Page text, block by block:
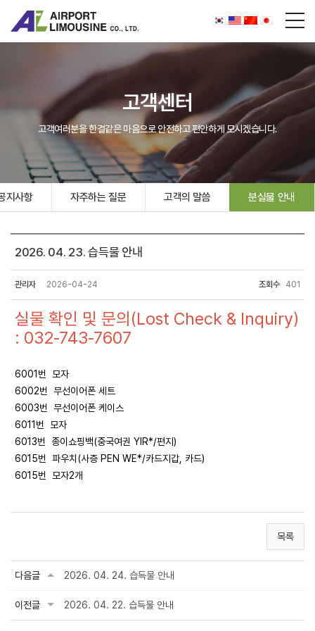
고객센터
고객여러분을 한결같은 마음으로 안전하고 편안하게 모시겠습니다.
지사항 자주하는 질문 고객의 말씀 분실물 안내
2026. 04. 23. 습득물 안내
관리자 2026-04-24 조회수 401
실물 확인 및 문의(Lost Check & Inquiry)
: 032-743-7607
6001번 모자
6002번 무선이어폰 세트
6003번 무선이어폰 케이스
6011번 모자
6013번 종이쇼핑백(중국여권 YIR*/편지)
6015번 파우치(사증 PEN WE*/카드지갑, 카드)
6015번 모자2개
목록
다음글 2026. 04. 24. 습득물 안내
이전글 2026. 04. 22. 습득물 안내